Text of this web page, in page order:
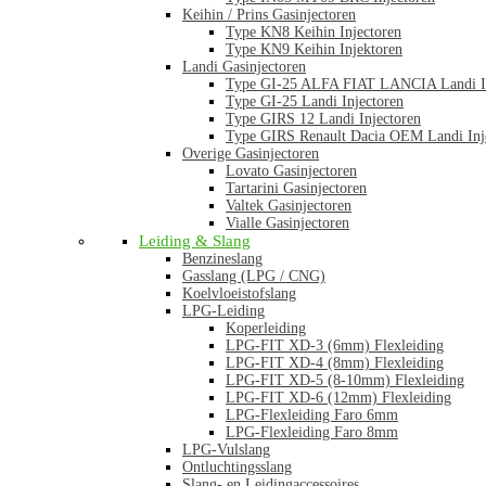
Keihin / Prins Gasinjectoren
Type KN8 Keihin Injectoren
Type KN9 Keihin Injektoren
Landi Gasinjectoren
Type GI-25 ALFA FIAT LANCIA Landi
Type GI-25 Landi Injectoren
Type GIRS 12 Landi Injectoren
Type GIRS Renault Dacia OEM Landi
Overige Gasinjectoren
Lovato Gasinjectoren
Tartarini Gasinjectoren
Valtek Gasinjectoren
Vialle Gasinjectoren
Leiding & Slang
Benzineslang
Gasslang (LPG / CNG)
Koelvloeistofslang
LPG-Leiding
Koperleiding
LPG-FIT XD-3 (6mm) Flexleiding
LPG-FIT XD-4 (8mm) Flexleiding
LPG-FIT XD-5 (8-10mm) Flexleiding
LPG-FIT XD-6 (12mm) Flexleiding
LPG-Flexleiding Faro 6mm
LPG-Flexleiding Faro 8mm
LPG-Vulslang
Ontluchtingsslang